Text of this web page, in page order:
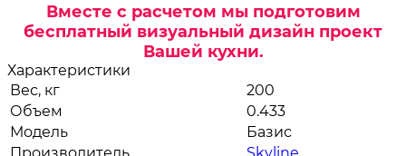
Вместе с расчетом мы подготовим
бесплатный визуальный дизайн проект
Вашей кухни.
Характеристики
Вес, кг
200
Объем
0.433
Модель
Базис
Производитель
Skyline